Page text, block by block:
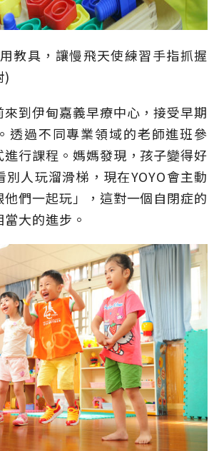
教具，讓慢飛天使練習手指抓握
)
到伊甸嘉義早療中心，接受早期
透過不同專業領域的老師進班參
行課程。媽媽發現，孩子變得好
別人玩溜滑梯，現在YOYO會主動
們一起玩」，這對一個自閉症的
大的進步。